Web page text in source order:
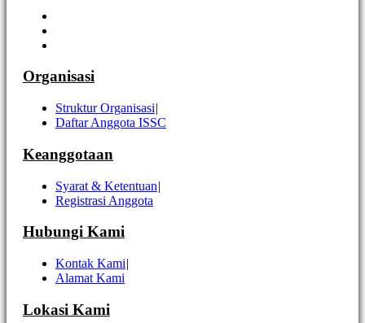
Organisasi
Struktur Organisasi|
Daftar Anggota ISSC
Keanggotaan
Syarat & Ketentuan|
Registrasi Anggota
Hubungi Kami
Kontak Kami|
Alamat Kami
Lokasi Kami